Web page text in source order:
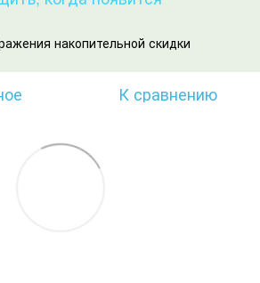
накопительной скидки
К сравнению